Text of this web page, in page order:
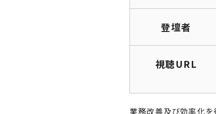
登壇者
視聴URL
業務改善及び効率化を